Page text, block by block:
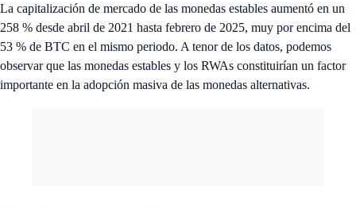
La capitalización de mercado de las monedas estables aumentó en un
258 % desde abril de 2021 hasta febrero de 2025, muy por encima del
53 % de BTC en el mismo periodo. A tenor de los datos, podemos
observar que las monedas estables y los RWAs constituirían un factor
importante en la adopción masiva de las monedas alternativas.